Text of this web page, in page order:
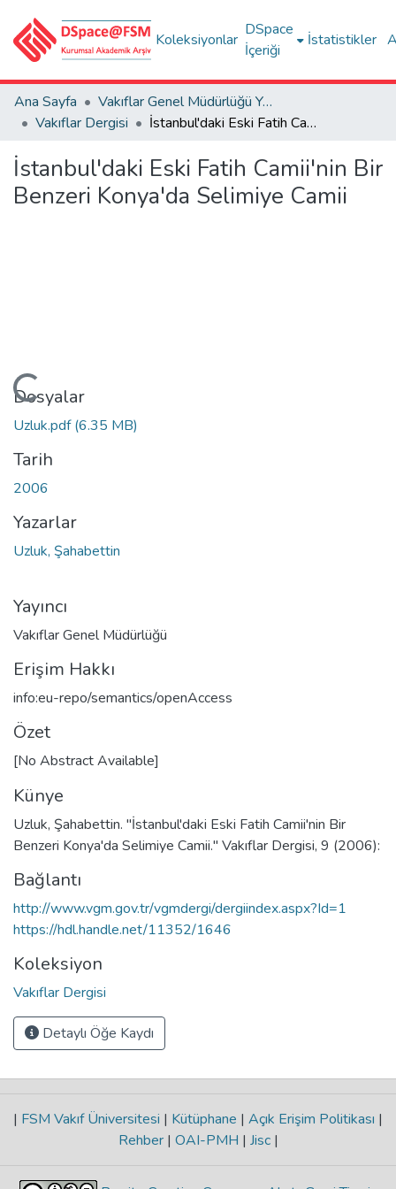
Koleksiyonlar
DSpace
İçeriği
İstatistikler
Ana Sayfa
Vakıflar Genel Müdürlüğü Yayınları
Vakıflar Dergisi
İstanbul'daki Eski Fatih Camii'nin Bir Benzeri Konya'da Selimiye Camii
İstanbul'daki Eski Fatih Camii'nin Bir
Benzeri Konya'da Selimiye Camii
Yükleniyor...
Dosyalar
Uzluk.pdf(6.35 MB)
Tarih
2006
Yazarlar
Uzluk, Şahabettin
Yayıncı
Vakıflar Genel Müdürlüğü
Erişim Hakkı
info:eu-repo/semantics/openAccess
Özet
[No Abstract Available]
Künye
Uzluk, Şahabettin. "İstanbul'daki Eski Fatih Camii'nin Bir
Benzeri Konya'da Selimiye Camii." Vakıflar Dergisi, 9 (2006):
Bağlantı
http://www.vgm.gov.tr/vgmdergi/dergiindex.aspx?Id=1
https://hdl.handle.net/11352/1646
Koleksiyon
Vakıflar Dergisi
Detaylı Öğe Kaydı
| FSM Vakıf Üniversitesi | Kütüphane | Açık Erişim Politikası |
Rehber | OAI-PMH | Jisc |